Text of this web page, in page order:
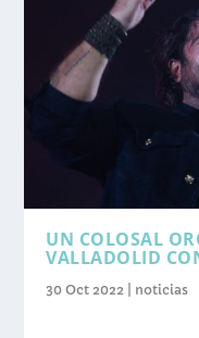
UN COLOSAL
VALLADOLID
30 Oct 2022 noticias